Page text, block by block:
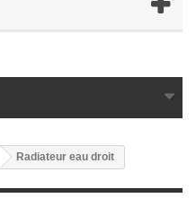
Radiateur eau droit